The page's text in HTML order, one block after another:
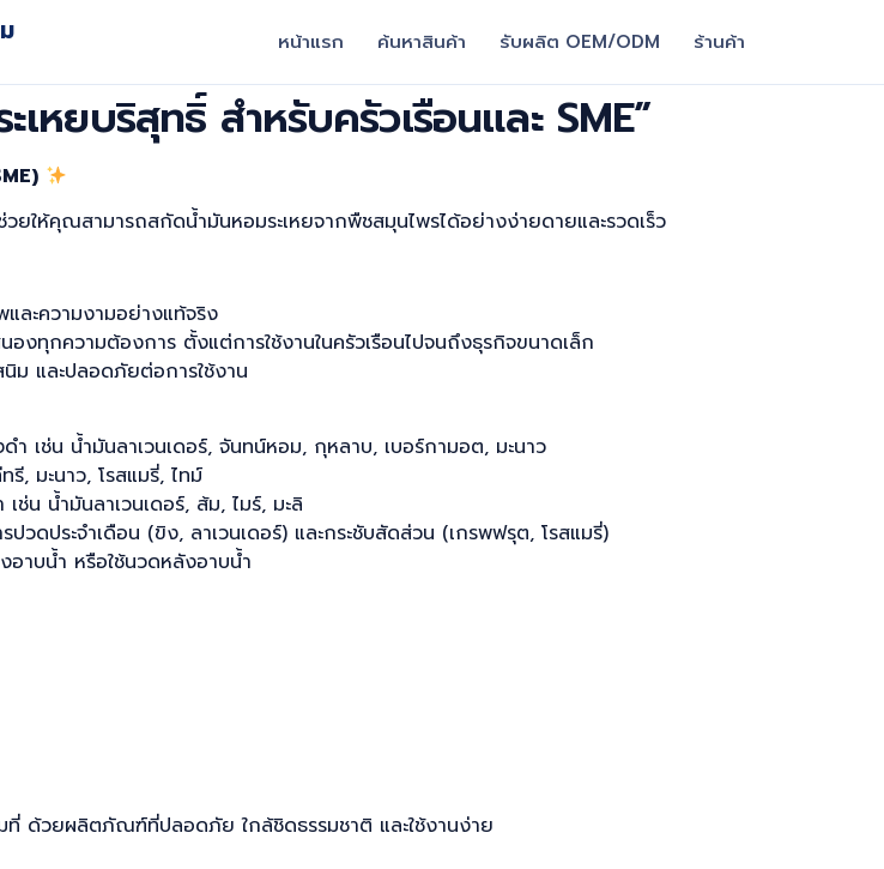
หน้าแรก ค้นหาสินค้า รับผลิต OEM/ODM ร้านค้า
เหยบริสุทธิ์ สำหรับครัวเรือนและ SME”
ให้คุณสามารถสกัดน้ำมันหอมระเหยจากพืชสมุนไพรได้อย่างง่ายดายและรวดเร็ว
ละความงามอย่างแท้จริง
องทุกความต้องการ ตั้งแต่การใช้งานในครัวเรือนไปจนถึงธุรกิจขนาดเล็ก
ม และปลอดภัยต่อการใช้งาน
เช่น น้ำมันลาเวนเดอร์, จันทน์หอม, กุหลาบ, เบอร์กามอต, มะนาว
, มะนาว, โรสแมรี่, ไทม์
ช่น น้ำมันลาเวนเดอร์, ส้ม, ไมร์, มะลิ
วดประจำเดือน (ขิง, ลาเวนเดอร์) และกระชับสัดส่วน (เกรพฟรุต, โรสแมรี่)
อาบน้ำ หรือใช้นวดหลังอาบน้ำ
ที่ ด้วยผลิตภัณฑ์ที่ปลอดภัย ใกล้ชิดธรรมชาติ และใช้งานง่าย